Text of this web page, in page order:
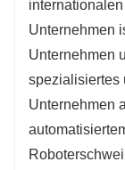
Unternehmen
Unternehmen
spezialisiertes
Unternehmen